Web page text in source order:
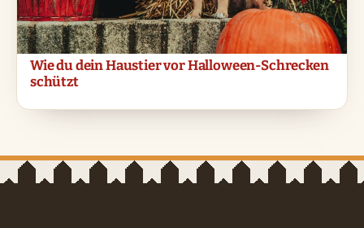
Wie du dein Haustier vor Halloween-Schrecken
schützt